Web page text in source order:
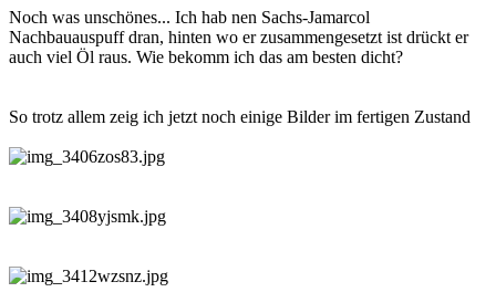
Noch was unschönes... Ich hab nen Sachs-Jamarcol
Nachbauauspuff dran, hinten wo er zusammengesetzt ist drückt er
auch viel Öl raus. Wie bekomm ich das am besten dicht?
So trotz allem zeig ich jetzt noch einige Bilder im fertigen Zustand